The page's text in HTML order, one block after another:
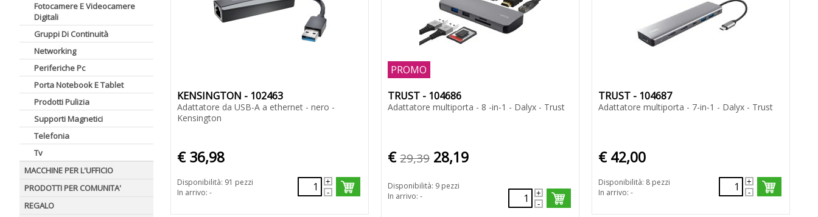
Fotocamere E Videocamere
Digitali
Gruppi Di Continuità
Networking
Periferiche Pc
Porta Notebook E Tablet
Prodotti Pulizia
Supporti Magnetici
Telefonia
Tv
MACCHINE PER L'UFFICIO
PRODOTTI PER COMUNITA'
REGALO
KENSINGTON - 102463
Adattatore da USB-A a ethernet - nero -
Kensington
€ 36,98
Disponibilità: 91 pezzi
In arrivo: -
TRUST - 104686
Adattatore multiporta - 8 -in-1 - Dalyx - Trust
€29,3928,19
PROMO
Disponibilità: 9 pezzi
In arrivo: -
TRUST - 104687
Adattatore multiporta - 7-in-1 - Dalyx - Trust
€ 42,00
Disponibilità: 8 pezzi
In arrivo: -